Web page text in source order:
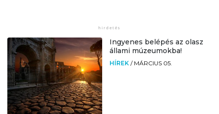
Ingyenes belépés az olasz
állami múzeumokba!
HÍREK / MÁRCIUS 05.